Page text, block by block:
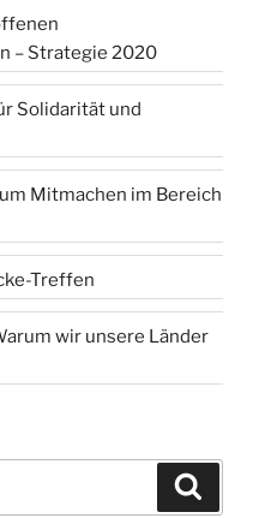
– Strategie 2020
Solidarität und
Mitmachen im Bereich
Treffen